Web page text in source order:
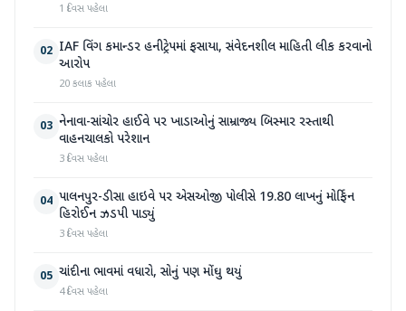
1 દિવસ પહેલા
02 IAF વિંગ કમાન્ડર હનીટ્રેપમાં ફસાયા, સંવેદનશીલ માહિતી લીક કરવાનો
આરોપ
20 કલાક પહેલા
03 નેનાવા-સાંચોર હાઈવે પર ખાડાઓનું સામ્રાજ્ય બિસ્માર રસ્તાથી
વાહનચાલકો પરેશાન
3 દિવસ પહેલા
04 પાલનપુર-ડીસા હાઇવે પર એસઓજી પોલીસે 19.80 લાખનું મોર્ફિન
હિરોઈન ઝડપી પાડ્યું
3 દિવસ પહેલા
05 ચાંદીના ભાવમાં વધારો, સોનું પણ મોંઘુ થયું
4 દિવસ પહેલા